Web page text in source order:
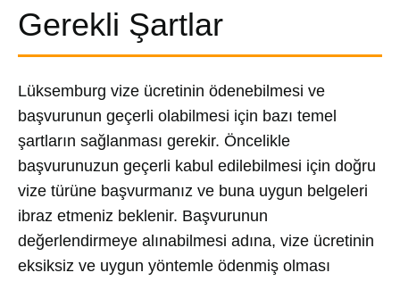
Gerekli Şartlar
Lüksemburg vize ücretinin ödenebilmesi ve
başvurunun geçerli olabilmesi için bazı temel
şartların sağlanması gerekir. Öncelikle
başvurunuzun geçerli kabul edilebilmesi için doğru
vize türüne başvurmanız ve buna uygun belgeleri
ibraz etmeniz beklenir. Başvurunun
değerlendirmeye alınabilmesi adına, vize ücretinin
eksiksiz ve uygun yöntemle ödenmiş olması